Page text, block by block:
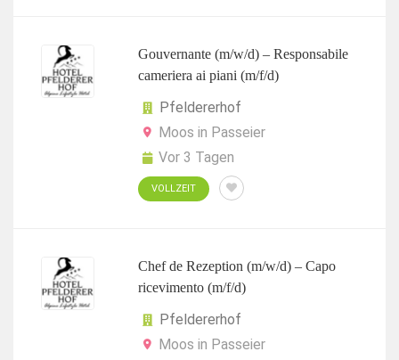
Gouvernante (m/w/d) – Responsabile
cameriera ai piani (m/f/d)
Pfeldererhof
Moos in Passeier
Vor 3 Tagen
VOLLZEIT
Chef de Rezeption (m/w/d) – Capo
ricevimento (m/f/d)
Pfeldererhof
Moos in Passeier